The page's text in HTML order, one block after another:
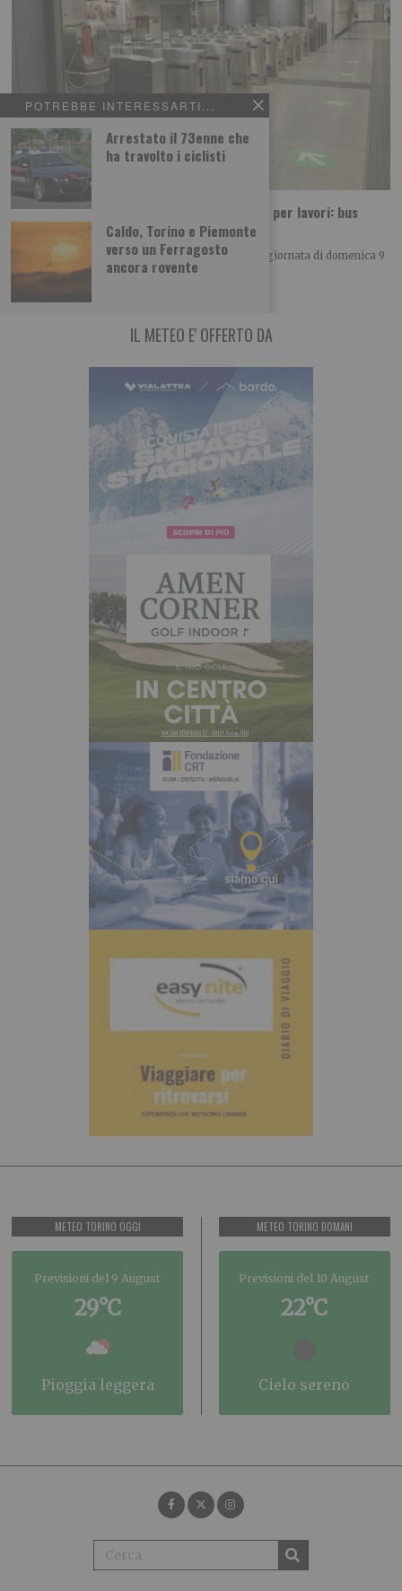
POTREBBE INTERESSARTI...
Arrestato il 73enne che
ha travolto i ciclisti
Caldo, Torino e Piemonte
verso un Ferragosto
ancora rovente
Torino, domenica 9 agosto stop alla metro per lavori: bus
sostitutivi lungo tutta la linea
La metropolitana di Torino si fermerà per l’intera giornata di domenica 9
agosto per consentire interventi
IL METEO E' OFFERTO DA
METEO TORINO OGGI
Previsioni del 9 August
29°C
pioggia leggera
METEO TORINO DOMANI
Previsioni del 10 August
22°C
cielo sereno